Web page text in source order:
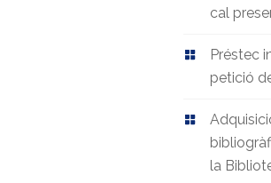
cal
Préstec
petició
la